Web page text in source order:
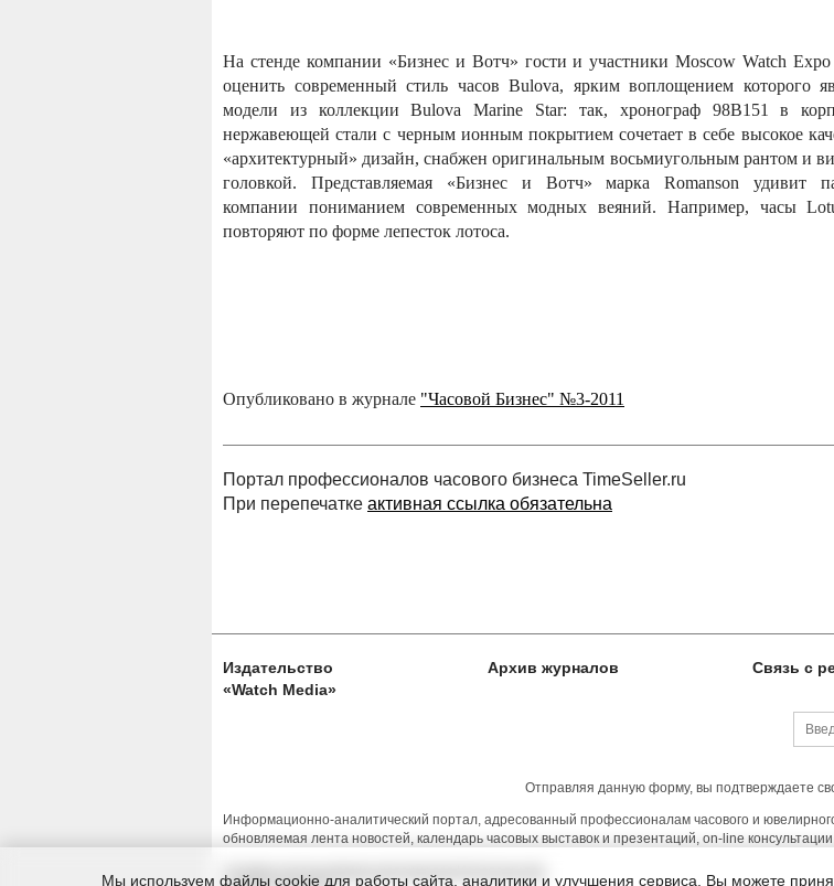
На стенде компании «Бизнес и Вотч» гости и участники Moscow Watch Expo
оценить современный стиль часов Bulova, ярким воплощением которого
модели из коллекции Bulova Marine Star: так, хронограф 98B151 в
нержавеющей стали с черным ионным покрытием сочетает в себе высокое
«архитектурный» дизайн, снабжен оригинальным восьмиугольным рантом и
головкой. Представляемая «Бизнес и Вотч» марка Romanson удивит
компании пониманием современных модных веяний. Например, часы
повторяют по форме лепесток лотоса.
Опубликовано в журнале "Часовой Бизнес" №3-2011
Портал профессионалов часового бизнеса TimeSeller.ru
При перепечатке активная ссылка обязательна
Издательство
«Watch Media»
Архив журналов Связь с
Отправляя данную форму, вы подтверждаете
Информационно-аналитический портал, адресованный профессионалам часового и
обновляемая лента новостей, календарь часовых выставок и презентаций, on-line
Мы используем файлы cookie для работы сайта, аналитики и улучшения сервиса. Вы можете